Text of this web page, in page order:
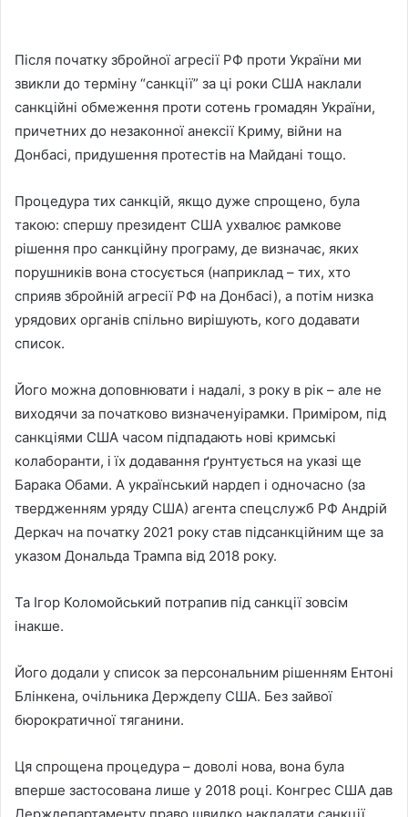
Після початку збройної агресії РФ проти України ми
звикли до терміну “санкції” за ці роки США наклали
санкційні обмеження проти сотень громадян України,
причетних до незаконної анексії Криму, війни на
Донбасі, придушення протестів на Майдані тощо.
Процедура тих санкцій, якщо дуже спрощено, була
такою: спершу президент США ухвалює рамкове
рішення про санкційну програму, де визначає, яких
порушників вона стосується (наприклад – тих, хто
сприяв збройній агресії РФ на Донбасі), а потім низка
урядових органів спільно вирішують, кого додавати
список.
Його можна доповнювати і надалі, з року в рік – але не
виходячи за початково визначенуірамки. Приміром, під
санкціями США часом підпадають нові кримські
колаборанти, і їх додавання ґрунтується на указі ще
Барака Обами. А український нардеп і одночасно (за
твердженням уряду США) агента спецслужб РФ Андрій
Деркач на початку 2021 року став підсанкційним ще за
указом Дональда Трампа від 2018 року.
Та Ігор Коломойський потрапив під санкції зовсім
інакше.
Його додали у список за персональним рішенням Ентоні
Блінкена, очільника Держдепу США. Без зайвої
бюрократичної тяганини.
Ця спрощена процедура – доволі нова, вона була
вперше застосована лише у 2018 році. Конгрес США дав